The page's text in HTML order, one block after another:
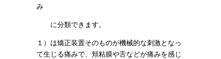
み
に分類できます。
１）は矯正装置そのものが機械的な刺激となっ
て生じる痛みで、頬粘膜や舌などが痛みを感じ